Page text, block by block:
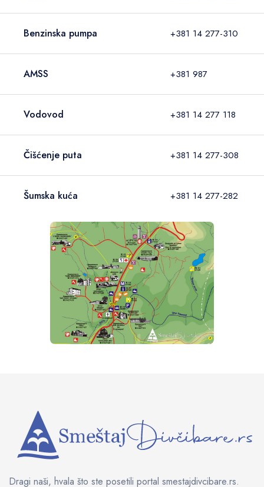
Benzinska pumpa +381 14 277-310
AMSS +381 987
Vodovod +381 14 277 118
Čišćenje puta +381 14 277-308
Šumska kuća +381 14 277-282
Dragi naši, hvala što ste posetili portal smestajdivcibare.rs.